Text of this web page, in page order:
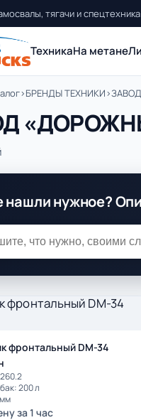
тягачи и
ТехникаНа метане
›БРЕНДЫ ТЕХНИКИ›
нашли нужное?
фронтальный DM-34
200 л
за 1 час